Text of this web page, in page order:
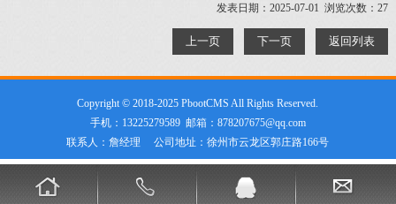
发表日期：2025-07-01 浏览次数：27
上一页 下一页 返回列表
Copyright © 2018-2025 PbootCMS All Rights Reserved.
手机：13225279589 邮箱：878207675@qq.com
联系人：詹经理 公司地址：徐州市云龙区郭庄路166号